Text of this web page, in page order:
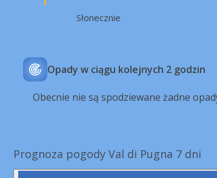
Słonecznie
Opady w ciągu kolejnych 2 godzin
Obecnie nie są spodziewane żadne
Prognoza pogody Val di Pugna 7 dni